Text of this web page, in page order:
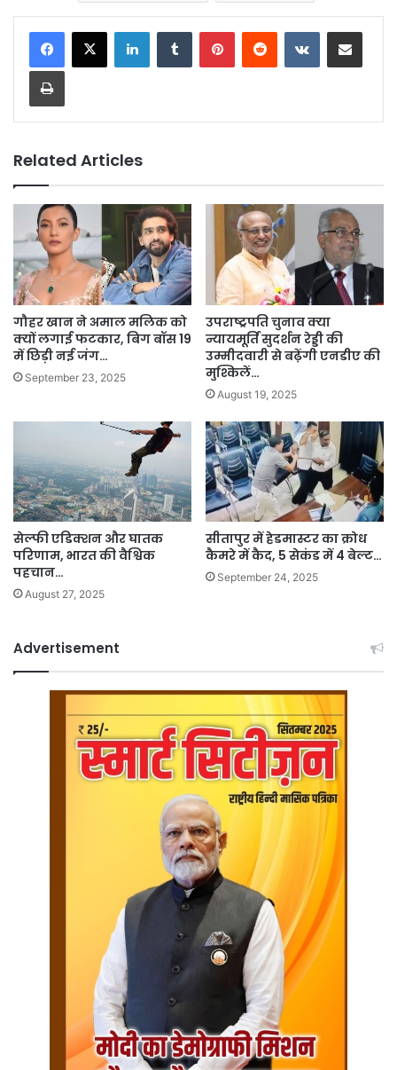
LinkedInTumblr PinterestReddit VKontakteShare via Email
Print
Related Articles
गौहर खान ने अमाल मलिक को
क्यों लगाई फटकार, बिग बॉस 19
में छिड़ी नई जंग…
September 23, 2025
उपराष्ट्रपति चुनाव क्या
न्यायमूर्ति सुदर्शन रेड्डी की
उम्मीदवारी से बढ़ेंगी एनडीए की
मुश्किलें…
August 19, 2025
सेल्फी एडिक्शन और घातक
परिणाम, भारत की वैश्विक
पहचान…
August 27, 2025
सीतापुर में हेडमास्टर का क्रोध
कैमरे में कैद, 5 सेकंड में 4 बेल्ट…
September 24, 2025
Advertisement